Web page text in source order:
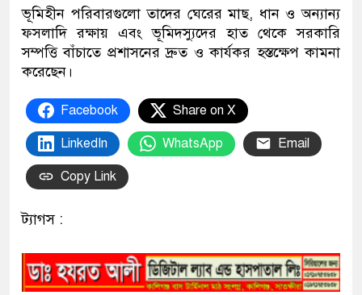
ভূমিহীন পরিবারগুলো তাদের ঘেরের মাছ, ধান ও অন্যান্য
ফসলাদি রক্ষায় এবং ভূমিদস্যুদের হাত থেকে সরকারি
সম্পত্তি বাঁচাতে প্রশাসনের দ্রুত ও কার্যকর হস্তক্ষেপ কামনা
করেছেন।
Facebook Share on X
LinkedIn WhatsApp Email
Copy Link
ট্যাগস :